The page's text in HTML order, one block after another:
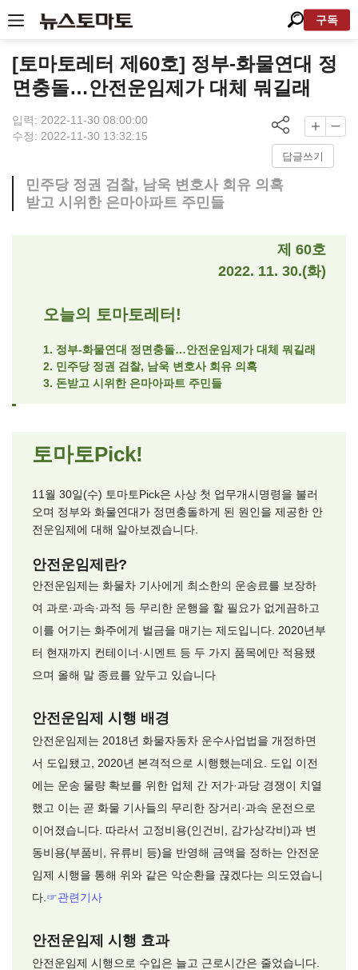
구독
[토마토레터 제60호] 정부-화물연대 정
면충돌…안전운임제가 대체 뭐길래
입력: 2022-11-30 08:00:00
수정: 2022-11-30 13:32:15
답글쓰기
민주당 정권 검찰, 남욱 변호사 회유 의혹
받고 시위한 은마아파트 주민들
제 60호
2022. 11. 30.(화)
오늘의 토마토레터!
1. 정부-화물연대 정면충돌…안전운임제가 대체 뭐길래
2. 민주당 정권 검찰, 남욱 변호사 회유 의혹
3. 돈받고 시위한 은마아파트 주민들
토마토Pick!
11월 30일(수) 토마토Pick은 사상 첫 업무개시명령을 불러
오며 정부와 화물연대가 정면충돌하게 된 원인을 제공한 안
전운임제에 대해 알아보겠습니다.
안전운임제란?
안전운임제는 화물차 기사에게 최소한의 운송료를 보장하
여 과로·과속·과적 등 무리한 운행을 할 필요가 없게끔하고
이를 어기는 화주에게 벌금을 매기는 제도입니다. 2020년부
터 현재까지 컨테이너·시멘트 등 두 가지 품목에만 적용됐
으며 올해 말 종료를 앞두고 있습니다
안전운임제 시행 배경
안전운임제는 2018년 화물자동차 운수사업법을 개정하면
서 도입됐고, 2020년 본격적으로 시행했는데요. 도입 이전
에는 운송 물량 확보를 위한 업체 간 저가·과당 경쟁이 치열
했고 이는 곧 화물 기사들의 무리한 장거리·과속 운전으로
이어졌습니다. 따라서 고정비용(인건비, 감가상각비)과 변
동비용(부품비, 유류비 등)을 반영해 금액을 정하는 안전운
임제 시행을 통해 위와 같은 악순환을 끊겠다는 의도였습니
다. ☞관련기사
안전운임제 시행 효과
안전운임제 시행으로 수입은 늘고 근로시간은 줄었습니다.